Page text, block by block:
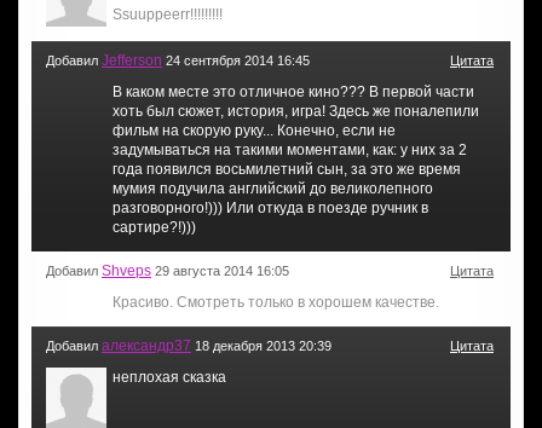
Ssuuppeerr!!!!!!!!!
Добавил Jefferson 24 сентября 2014 16:45 Цитата
В каком месте это отличное кино??? В первой части
хоть был сюжет, история, игра! Здесь же поналепили
фильм на скорую руку... Конечно, если не
задумываться на такими моментами, как: у них за 2
года появился восьмилетний сын, за это же время
мумия подучила английский до великолепного
разговорного!))) Или откуда в поезде ручник в
сартире?!)))
Добавил Shveps 29 августа 2014 16:05 Цитата
Красиво. Смотреть только в хорошем качестве.
Добавил александр37 18 декабря 2013 20:39 Цитата
неплохая сказка